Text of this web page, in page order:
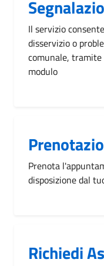
Il servizio
disservizio o
comunale, tramite
modulo
Prenota
disposizione dal
Richiedi